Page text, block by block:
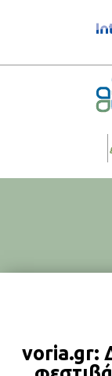
voria.gr: